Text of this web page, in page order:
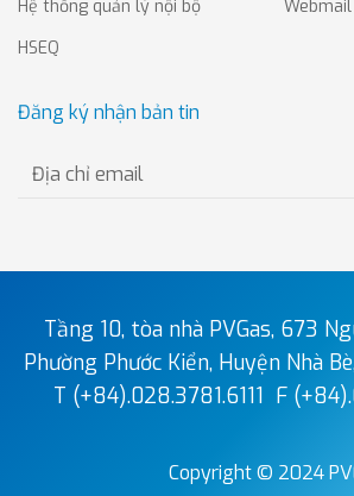
Hệ thống quản lý nội bộ
HSEQ
Webmail
Đăng ký nhận bản tin
Tầng 10, tòa nhà PVGas, 673
Phường Phước Kiển, Huyện Nhà
T (+84).028.3781.6111 F
Copyright © 2024